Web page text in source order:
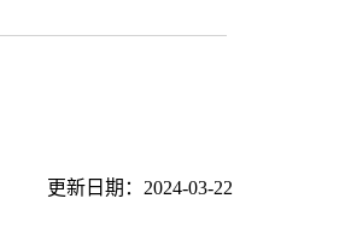
更新日期：2024-03-22